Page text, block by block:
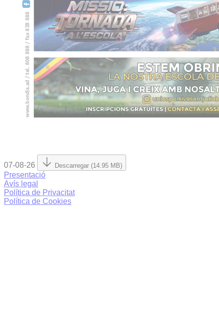
07-08-26 Descarregar (14.95 MB)
Presentació
Avís legal
Política de Privacitat
Política de Cookies